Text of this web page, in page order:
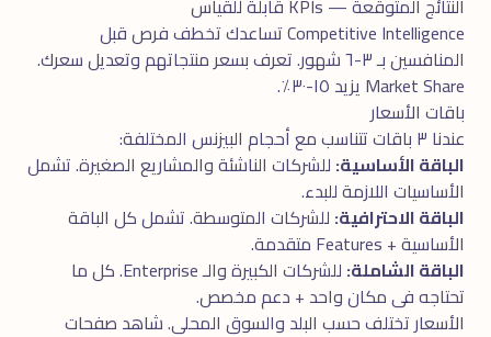
Competitive Intelligence تساعدك تخطف فرص قبل
المنافسين بـ ٣-٦ شهور. تعرف بسعر منتجاتهم وتعديل سعرك.
Market Share يزيد ١٥-٣٠٪.
باقات الأسعار
عندنا ٣ باقات تتناسب مع أحجام البيزنس المختلفة:
الباقة الأساسية: للشركات الناشئة والمشاريع الصغيرة. تشمل
الأساسيات اللازمة للبدء.
الباقة الاحترافية: للشركات المتوسطة. تشمل كل الباقة
الأساسية + Features متقدمة.
الباقة الشاملة:
للشركات الكبيرة والـ Enterprise. كل ما
تحتاجه فى مكان واحد + دعم مخصص.
الأسعار تختلف حسب البلد والسوق المحلى. شاهد صفحات